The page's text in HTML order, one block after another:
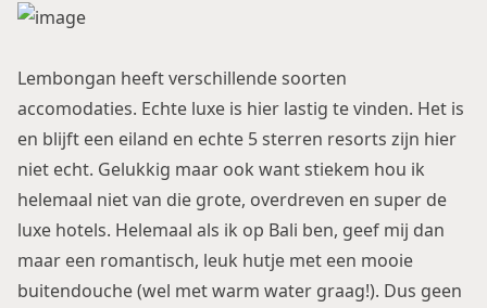
Lembongan heeft verschillende soorten
accomodaties. Echte luxe is hier lastig te vinden. Het is
en blijft een eiland en echte 5 sterren resorts zijn hier
niet echt. Gelukkig maar ook want stiekem hou ik
helemaal niet van die grote, overdreven en super de
luxe hotels. Helemaal als ik op Bali ben, geef mij dan
maar een romantisch, leuk hutje met een mooie
buitendouche (wel met warm water graag!). Dus geen